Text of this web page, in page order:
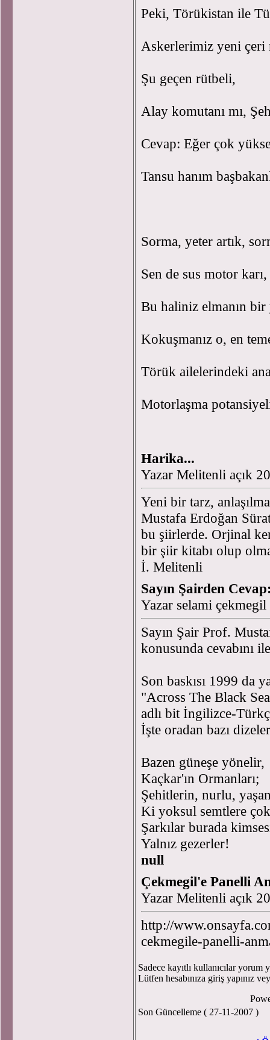
Peki, Törükistan ile
Askerlerimiz yeni
Şu geçen rütbeli,
Alay komutanı mı,
Cevap: Eğer çok
Tansu hanım
Sorma, yeter artık,
Sen de sus motor
Bu haliniz elmanın
Kokuşmanız o, en
Törük ailelerindeki
Motorlaşma
Harika...
Yazar Melitenli açık
Yeni bir tarz,
Mustafa Erdoğan
bu şiirlerde. Orjinal
bir şiir kitabı olup
İ. Melitenli
Sayın Şairden
Yazar selami
Sayın Şair Prof.
konusunda cevabını
Son baskısı 1999 da
"Across The Black
adlı bit İngilizce-
İşte oradan bazı
Bazen güneşe yönelir,
Kaçkar'ın Ormanları;
Şehitlerin, nurlu,
Ki yoksul semtlere
Şarkılar burada
Yalnız gezerler!
null
Çekmegil'e Panelli
Yazar Melitenli açık
http://
cekmegile-panelli-
Sadece kayıtlı kullanıcılar yorum
Lütfen hesabınıza giriş yapınız
Son Güncelleme ( 27-11-2007 )